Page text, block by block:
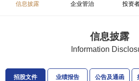
信息披露 企业管治 投资
信息披露
Information
招股文件 业绩报告 公告及通函